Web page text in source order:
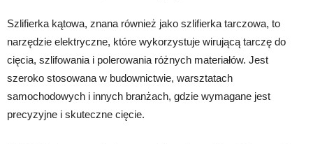
Szlifierka kątowa, znana również jako szlifierka tarczowa, to
narzędzie elektryczne, które wykorzystuje wirującą tarczę do
cięcia, szlifowania i polerowania różnych materiałów. Jest
szeroko stosowana w budownictwie, warsztatach
samochodowych i innych branżach, gdzie wymagane jest
precyzyjne i skuteczne cięcie.